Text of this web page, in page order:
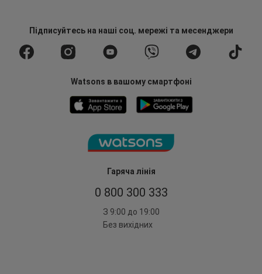
Гаряча лінія
0 800 300 333
З 9:00 до 19:00
Без вихідних
Підписуйтесьна наші соц. мережі та месенджери
Watsons в вашому смартфоні